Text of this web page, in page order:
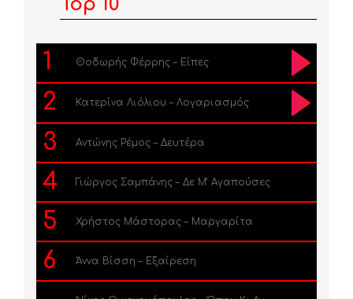
Top 10
1 Θοδωρής Φέρρης – Είπες
2 Κατερίνα Λιόλιου – Λογαριασμός
3 Αντώνης Ρέμος – Δευτέρα
4 Γιώργος Σαμπάνης – Δε Μ’ Αγαπούσες
5 Χρήστος Μάστορας – Μαργαρίτα
6 Άννα Βίσση – Εξαίρεση